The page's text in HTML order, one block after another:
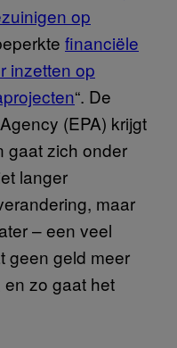
op
financiële
inzetten op
“. De
(EPA) krijgt
gaat zich onder
langer
maar
– een veel
geen geld meer
zo gaat het